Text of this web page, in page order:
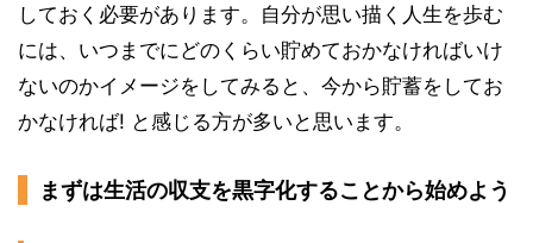
しておく必要があります。自分が思い描く人生を歩む
には、いつまでにどのくらい貯めておかなければいけ
ないのかイメージをしてみると、今から貯蓄をしてお
かなければ! と感じる方が多いと思います。
まずは生活の収支を黒字化することから始めよう